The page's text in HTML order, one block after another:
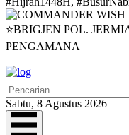
Sabtu, 8 Agustus 2026